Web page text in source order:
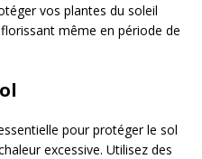
vos plantes du soleil
même en période de
pour protéger le sol
excessive. Utilisez des